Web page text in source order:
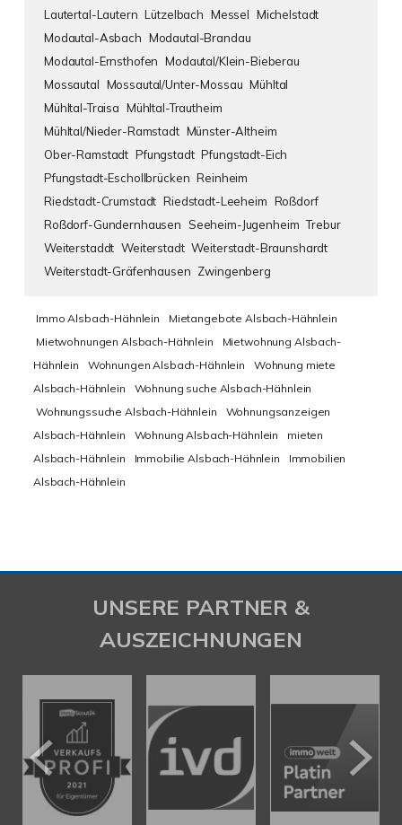
Lautertal-Lautern Lützelbach Messel Michelstadt
Modautal-Asbach Modautal-Brandau
Modautal-Ernsthofen Modautal/Klein-Bieberau
Mossautal Mossautal/Unter-Mossau Mühltal
Mühltal-Traisa Mühltal-Trautheim
Mühltal/Nieder-Ramstadt Münster-Altheim
Ober-Ramstadt Pfungstadt Pfungstadt-Eich
Pfungstadt-Eschollbrücken Reinheim
Riedstadt-Crumstadt Riedstadt-Leeheim Roßdorf
Roßdorf-Gundernhausen Seeheim-Jugenheim Trebur
Weiterstaddt Weiterstadt Weiterstadt-Braunshardt
Weiterstadt-Gräfenhausen Zwingenberg
Immo Alsbach-Hähnlein
Mietangebote Alsbach-Hähnlein
Mietwohnungen Alsbach-Hähnlein
Mietwohnung Alsbach-
Hähnlein
Wohnungen Alsbach-Hähnlein
Wohnung miete
Alsbach-Hähnlein
Wohnung suche Alsbach-Hähnlein
Wohnungssuche Alsbach-Hähnlein
Wohnungsanzeigen
Alsbach-Hähnlein
Wohnung Alsbach-Hähnlein
mieten
Alsbach-Hähnlein
Immobilie Alsbach-Hähnlein
Immobilien
Alsbach-Hähnlein
UNSERE PARTNER &
AUSZEICHNUNGEN